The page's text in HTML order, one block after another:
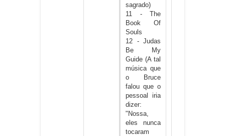
sagrado)
11 - The
Book Of
Souls
12 - Judas
Be My
Guide (A tal
música que
o Bruce
falou que o
pessoal iria
dizer:
"Nossa,
eles nunca
tocaram